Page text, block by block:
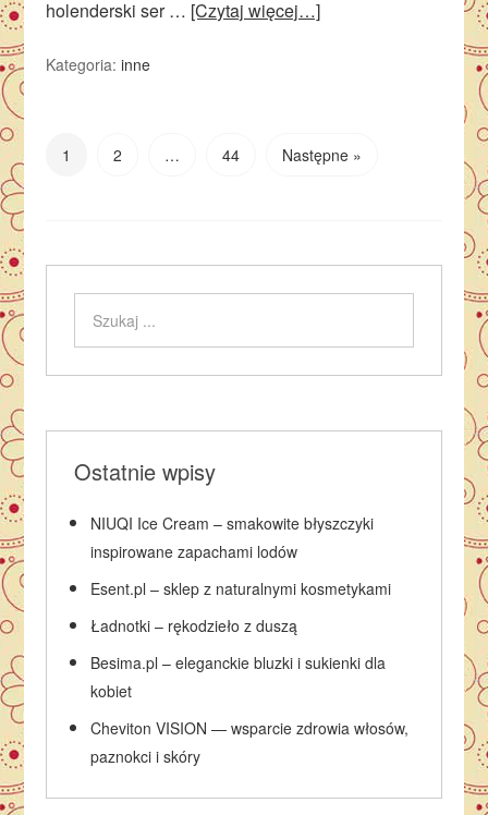
holenderski ser … [Czytaj więcej…]
Kategoria:inne
1 2 … 44 Następne »
Ostatnie wpisy
NIUQI Ice Cream – smakowite błyszczyki
inspirowane zapachami lodów
Esent.pl – sklep z naturalnymi kosmetykami
Ładnotki – rękodzieło z duszą
Besima.pl – eleganckie bluzki i sukienki dla
kobiet
Cheviton VISION — wsparcie zdrowia włosów,
paznokci i skóry